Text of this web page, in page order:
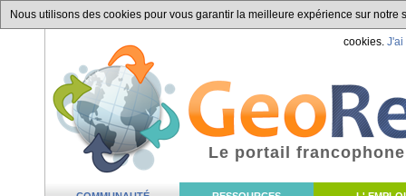
Nous utilisons des cookies pour vous garantir la meilleure expérience sur
cookies. J'ai
Le portail